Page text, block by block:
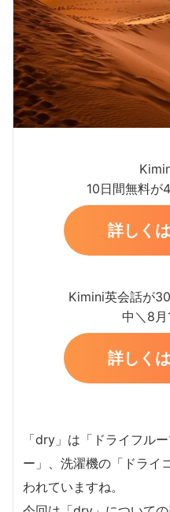
10日間無料が
詳しく
Kimini英会話が
中＼8
詳しく
「dry」は「ドライフル
ー」、洗濯機の「ドライ
われていますね。